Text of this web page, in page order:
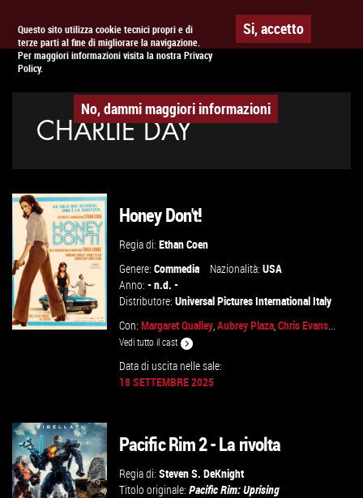
Questo sito utilizza cookie tecnici propri e di
terze parti al fine di migliorare la navigazione.
Per maggiori informazioni visita la nostra Privacy
Policy.
Si, accetto
No, dammi maggiori informazioni
APPUNTAMENTO AL CINEMA
CHARLIE DAY
VAI ALLA SCHEDA
Honey Don't!
Regia di:Ethan Coen
Genere:Commedia Nazionalità:USA
Anno:- n.d. -
Distributore:Universal Pictures International Italy
Con:Margaret Qualley,Aubrey Plaza,Chris Evans...
Vedi tutto il cast
Data di uscita nelle sale:
18 SETTEMBRE 2025
Pacific Rim 2 - La rivolta
Regia di:Steven S. DeKnight
Titolo originale:Pacific Rim: Uprising